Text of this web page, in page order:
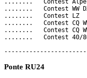
........   Contest Alpe
........   Contest WW DX
........   Contest LZ
........   Contest CQ
........   Contest CQ
........   Contest 40/
Ponte RU24